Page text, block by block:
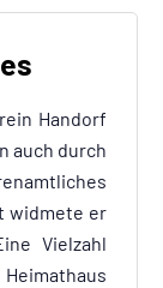
Handorf
auch durch
widmete er
Vielzahl